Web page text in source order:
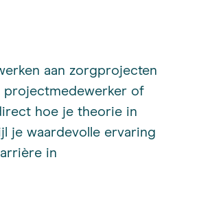
aan zorgprojecten
projectmedewerker of
hoe je theorie in
je waardevolle ervaring
in